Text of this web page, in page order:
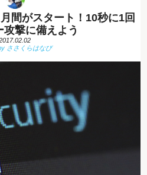
間がスタート！10秒に1回
攻撃に備えよう